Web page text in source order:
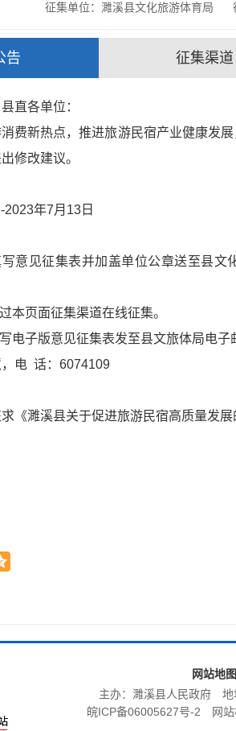
征集单位：濉溪县文化旅游体育局
告 征集渠道
直各单位：
费新热点，推进旅游民宿产业健康发
修改建议。
年7月13日
意见征集表并加盖单位公章送至县
本页面征集渠道在线征集。
电子版意见征集表发至县文旅体局电
电 话：6074109
《濉溪县关于促进旅游民宿高质量发
网站地图
主办：濉溪县人民政府
地
皖ICP备06005627号-2
网